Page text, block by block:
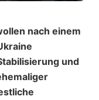
nach einem
und